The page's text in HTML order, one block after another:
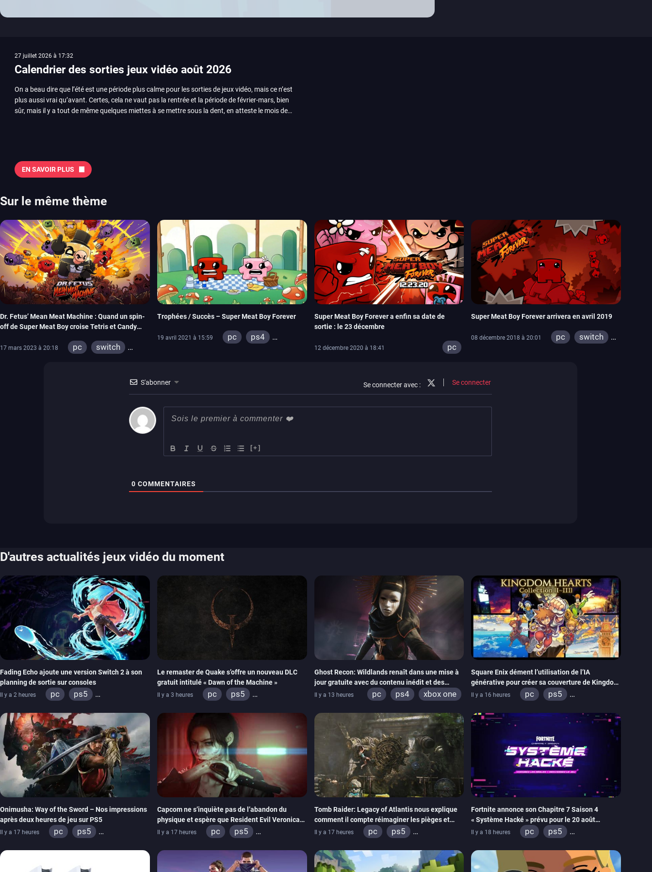
27 juillet 2026 à 17:32
Calendrier des sorties jeux vidéo août 2026
On a beau dire que l’été est une période plus calme pour les sorties de jeux vidéo, mais ce n’est
plus aussi vrai qu’avant. Certes, cela ne vaut pas la rentrée et la période de février-mars, bien
sûr, mais il y a tout de même quelques miettes à se mettre sous la dent, en atteste le mois de
Tokon ou encore Beast of Reincarnation, qui nous montre que Game Freak sait faire autre
chose d’ambitieux que Pokémon. On n’oubliera pas la période de Gamescom, avec Star Wars,
2026 Vous trouverez ici tous les jeux majeurs qui sortiront au mois de juin. Vous trouverez
aussi les jeux de ce mois dans notre page dédiée…
EN SAVOIR PLUS
Sur le même thème
Dr. Fetus’ Mean Meat Machine : Quand un spin-
off de Super Meat Boy croise Tetris et Candy
17 mars 2023 à 20:18 pc
switch
Trophées / Succès – Super Meat Boy Forever
19 avril 2021 à 15:59 pc
ps4
Super Meat Boy Forever a enfin sa date de
sortie : le 23 décembre
12 décembre 2020 à 18:41 pc
Super Meat Boy Forever arrivera en avril 2019
08 décembre 2018 à 20:01 pc
switch
S'abonner Se connecter avec : Se connecter
[+]
0 COMMENTAIRES
D'autres actualités jeux vidéo du moment
Fading Echo ajoute une version Switch 2 à son
planning de sortie sur consoles
Il y a 2 heures pc
ps5
Le remaster de Quake s’offre un nouveau DLC
gratuit intitulé « Dawn of the Machine »
Il y a 3 heures pc
ps5
xbox one
nintendo 64
Ghost Recon: Wildlands renaît dans une mise à
jour gratuite avec du contenu inédit et des
visuels améliorés
Il y a 13 heures pc ps4 xbox one
Square Enix dément l’utilisation de l’IA
générative pour créer sa couverture de Kingdom
Hearts Collection
Il y a 16 heures pc
ps5
Onimusha: Way of the Sword – Nos impressions
après deux heures de jeu sur PS5
Il y a 17 heures pc
ps5
Capcom ne s’inquiète pas de l’abandon du
physique et espère que Resident Evil Veronica
imitera Requiem pour dynamiser la série
Il y a 17 heures pc
ps5
Tomb Raider: Legacy of Atlantis nous explique
comment il compte réimaginer les pièges et
énigmes dans une nouvelle vidéo des coulisses
de développement
Il y a 17 heures pc
ps5
Fortnite annonce son Chapitre 7 Saison 4
« Système Hacké » prévu pour le 20 août
prochain, tandis que Les Simpson ont fait leur
Il y a 18 heures pc
ps5
ios
android
ps4